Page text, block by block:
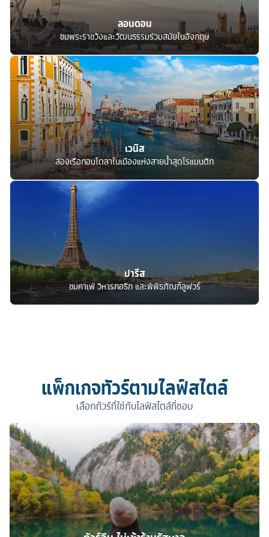
ลอนดอน
ชมพระราชวังและวัฒนธรรมร่วมสมัยในอังกฤษ
เวนิส
ล่องเรือกอนโดลาในเมืองแห่งสายน้ำสุดโรแมนติก
ปารีส
ชมคาเฟ่ วิหารกอธิก และพิพิธภัณฑ์ลูฟวร์
แพ็กเกจทัวร์ตามไลฟ์สไตล์
เลือกทัวร์ที่ใช่กับไลฟ์สไตล์ที่ชอบ